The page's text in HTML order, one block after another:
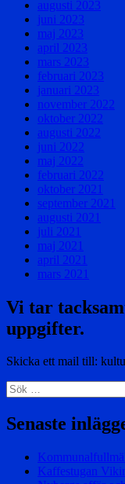
augusti 2023
juni 2023
maj 2023
april 2023
mars 2023
februari 2023
januari 2023
november 2022
oktober 2022
augusti 2022
juni 2022
maj 2022
februari 2022
oktober 2021
september 2021
augusti 2021
juli 2021
maj 2021
april 2021
mars 2021
Vi tar
uppgifter.
Skicka ett mail till:
Sök
efter:
Senaste
Kaffestugan